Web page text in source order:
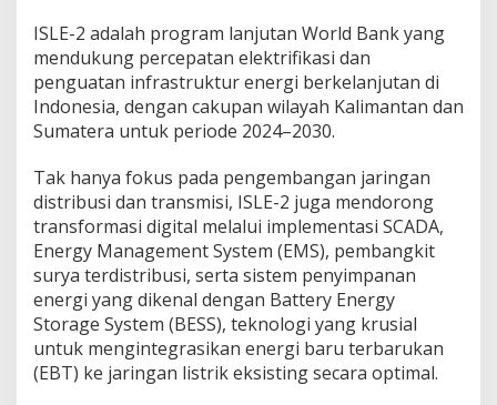
ISLE-2 adalah program lanjutan World Bank yang
mendukung percepatan elektrifikasi dan
penguatan infrastruktur energi berkelanjutan di
Indonesia, dengan cakupan wilayah Kalimantan dan
Sumatera untuk periode 2024–2030.
Tak hanya fokus pada pengembangan jaringan
distribusi dan transmisi, ISLE-2 juga mendorong
transformasi digital melalui implementasi SCADA,
Energy Management System (EMS), pembangkit
surya terdistribusi, serta sistem penyimpanan
energi yang dikenal dengan Battery Energy
Storage System (BESS), teknologi yang krusial
untuk mengintegrasikan energi baru terbarukan
(EBT) ke jaringan listrik eksisting secara optimal.